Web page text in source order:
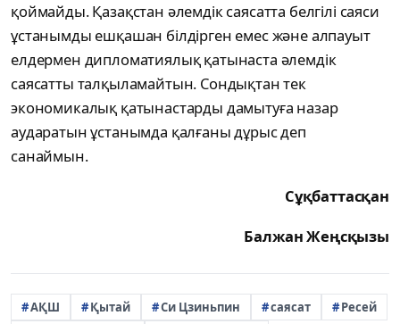
қоймайды. Қазақстан әлемдік саясатта белгілі саяси
ұстанымды ешқашан білдірген емес және алпауыт
елдермен дипломатиялық қатынаста әлемдік
саясатты талқыламайтын. Сондықтан тек
экономикалық қатынастарды дамытуға назар
аударатын ұстанымда қалғаны дұрыс деп
санаймын.
Сұқбаттасқан
Балжан Жеңсқызы
АҚШ Қытай Си Цзиньпин саясат
Ресей